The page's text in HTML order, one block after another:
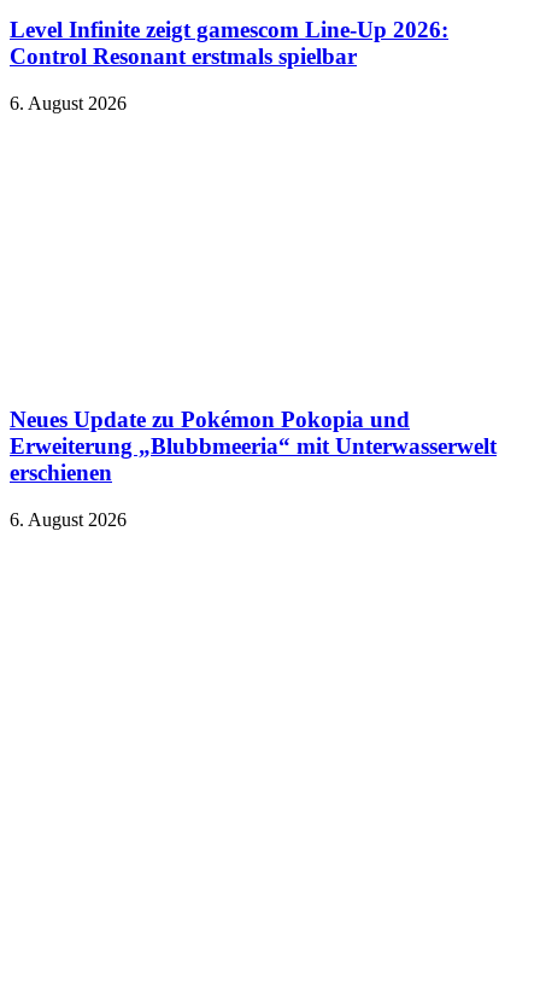
Level Infinite zeigt gamescom Line-Up 2026:
Control Resonant erstmals spielbar
6. August 2026
Neues Update zu Pokémon Pokopia und
Erweiterung „Blubbmeeria“ mit Unterwasserwelt
erschienen
6. August 2026